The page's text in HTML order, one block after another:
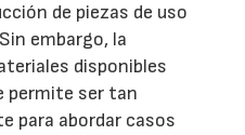
de piezas de uso
embargo, la
disponibles
permite ser tan
para abordar casos